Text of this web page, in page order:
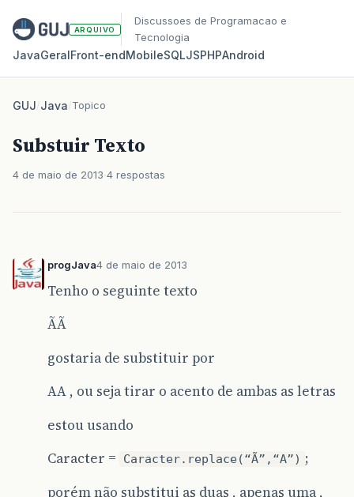
ARQUIVO
Discussoes de Programacao e
Tecnologia
JavaGeralFront‑endMobileSQLJSPHPAndroid
GUJ/Java/Topico
Substuir Texto
4 de maio de 2013 4 respostas
progJava4 de maio de 2013
Tenho o seguinte texto
ÃÃ
gostaria de substituir por
AA , ou seja tirar o acento de ambas as letras
estou usando
Caracter =
Caracter.replace(“Ã”,“A”) ;
porém não substitui as duas , apenas uma ,